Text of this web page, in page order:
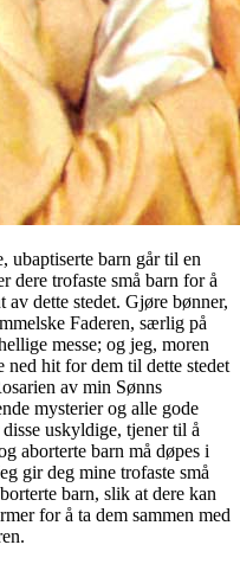
ubaptiserte barn går til en
dere trofaste små barn for å
av dette stedet. Gjøre bønner,
Faderen, særlig på
messe; og jeg, moren
hit for dem til dette stedet
av min Sønns
mysterier og alle gode
uskyldige, tjener til å
aborterte barn må døpes i
gir deg mine trofaste små
barn, slik at dere kan
for å ta dem sammen med